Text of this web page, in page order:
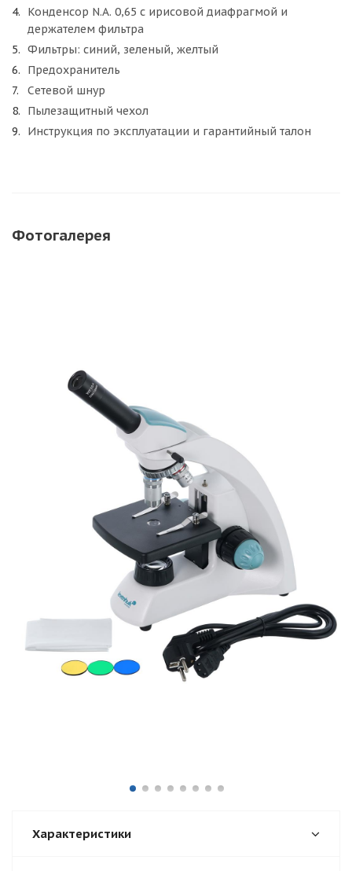
Конденсор N.A. 0,65 с ирисовой диафрагмой и
держателем фильтра
Фильтры: синий, зеленый, желтый
Предохранитель
Сетевой шнур
Пылезащитный чехол
Инструкция по эксплуатации и гарантийный талон
Фотогалерея
Характеристики